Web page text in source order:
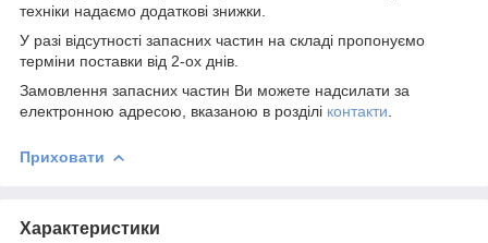
техніки надаємо додаткові знижки.
У разі відсутності запасних частин на складі пропонуємо
терміни поставки від 2-ох днів.
Замовлення запасних частин Ви можете надсилати за
електронною адресою, вказаною в розділі контакти
Приховати
Характеристики